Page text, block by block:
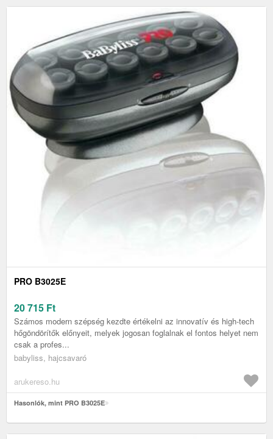
PRO B3025E
20 715 Ft
Számos modern szépség kezdte értékelni az innovatív és high-tech
hőgöndörítők előnyeit, melyek jogosan foglalnak el fontos helyet nem
csak a profes...
babyliss, hajcsavaró
arukereso.hu
Hasonlók, mint PRO B3025E